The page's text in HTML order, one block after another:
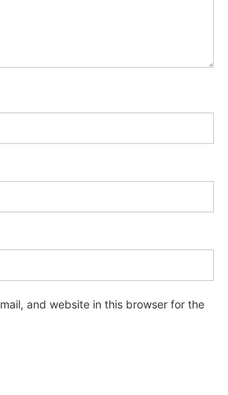
and website in this browser for the